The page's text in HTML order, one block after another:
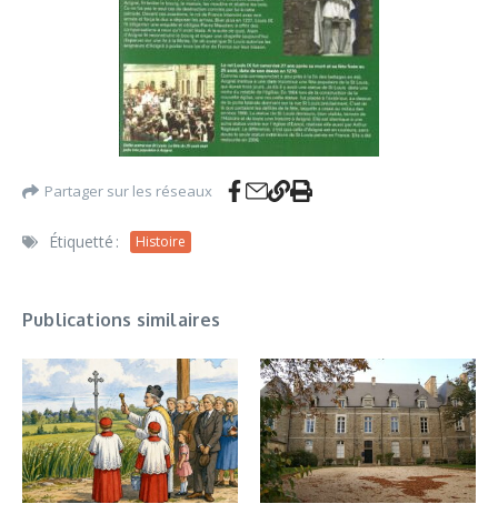
Partager sur les réseaux
Étiquetté : Histoire
Publications similaires